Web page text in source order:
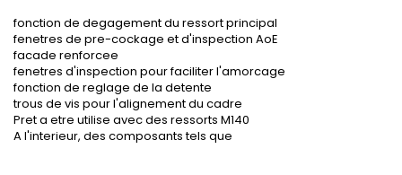
fonction de degagement du ressort principal
fenetres de pre-cockage et d'inspection AoE
facade renforcee
fenetres d'inspection pour faciliter l'amorcage
fonction de reglage de la detente
trous de vis pour l'alignement du cadre
Pret a etre utilise avec des ressorts M140
A l'interieur, des composants tels que